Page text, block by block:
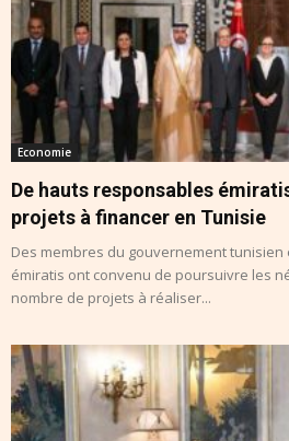
Economie
De hauts responsables
projets à financer en Tunisie
Des membres du gouvernement
émiratis ont convenu de poursuivre les
nombre de projets à réaliser...